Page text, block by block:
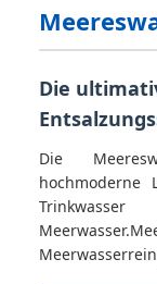
Die
Die
hochmoderne